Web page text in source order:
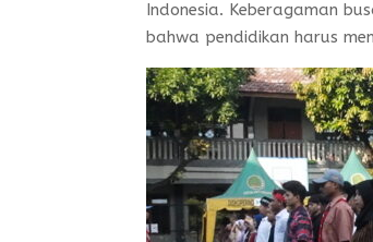
Indonesia. Keberagaman
bahwa pendidikan harus